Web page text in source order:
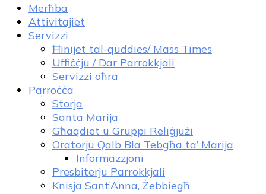
Merħba
Attivitajiet
Servizzi
Ħinijet tal-quddies/ Mass Times
Uffiċċju / Dar Parrokkjali
Servizzi oħra
Parroċċa
Storja
Santa Marija
Għaqdiet u Gruppi Reliġjużi
Oratorju Qalb Bla Tebgħa ta’ Marija
Informazzjoni
Presbiterju Parrokkjali
Knisja Sant’Anna, Żebbiegħ